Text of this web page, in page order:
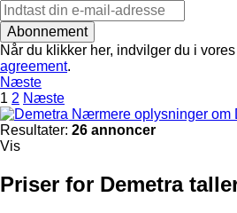
Abonnement
Når du klikker her, indvilger du i vores
agreement.
Næste
1 2 Næste
Nærmere oplysninger om
Resultater: 26 annoncer
Vis
Priser for Demetra